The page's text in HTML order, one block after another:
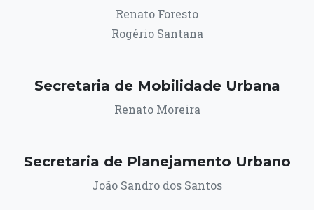
Renato Foresto
Rogério Santana
Secretaria de Mobilidade Urbana
Renato Moreira
Secretaria de Planejamento Urbano
João Sandro dos Santos